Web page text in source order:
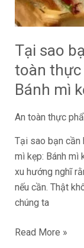
Tại sao
toàn thực
Bánh mì
An toàn thực
Tại sao bạn cần
mì kẹp: Bánh mì
xu hướng nghĩ
nếu cần. Thật
chúng ta
an
toàn
phẩm
bánh
mì
Bánh
kẹp
rủi
ro
hơn
bạn
Read More »